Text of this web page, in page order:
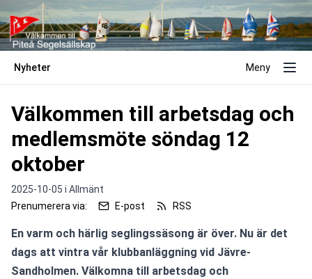
Nyheter Meny
Välkommen till arbetsdag och
medlemsmöte söndag 12
oktober
2025-10-05 i Allmänt
Prenumerera via:
E-post RSS
En varm och härlig seglingssäsong är över. Nu är det
dags att vintra vår klubbanläggning vid Jävre-
Sandholmen. Välkomna till arbetsdag och